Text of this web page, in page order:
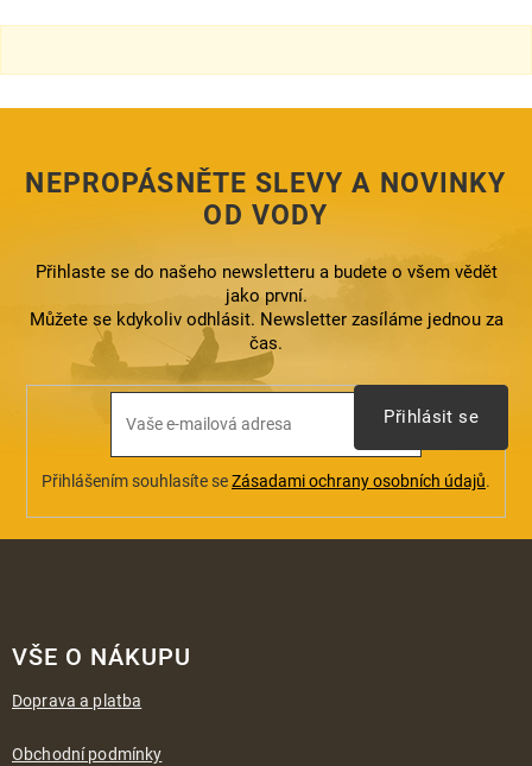
á
a
í
v
k
y
ý
p
i
s
u
NEPROPÁSNĚTE SLEVY A NOVINKY
OD VODY
Přihlaste se do našeho newsletteru a budete o všem vědět
jako první.
Můžete se kdykoliv odhlásit. Newsletter zasíláme jednou za
čas.
Přihlášením souhlasíte seZásadami ochrany osobních údajů.
Přihlásit se
VŠE O NÁKUPU
Doprava a platba
Obchodní podmínky